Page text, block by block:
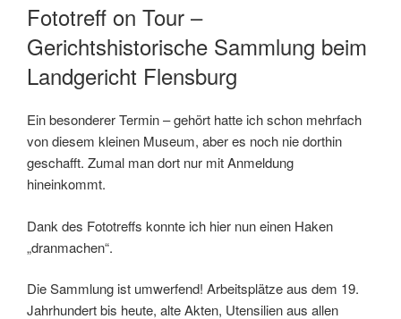
Fototreff on Tour –
Gerichtshistorische Sammlung beim
Landgericht Flensburg
Ein besonderer Termin – gehört hatte ich schon mehrfach
von diesem kleinen Museum, aber es noch nie dorthin
geschafft. Zumal man dort nur mit Anmeldung
hineinkommt.
Dank des Fototreffs konnte ich hier nun einen Haken
„dranmachen“.
Die Sammlung ist umwerfend! Arbeitsplätze aus dem 19.
Jahrhundert bis heute, alte Akten, Utensilien aus allen